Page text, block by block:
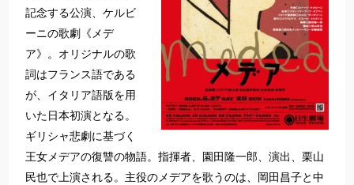
記念する公演、ケルビ
ーニの歌劇《メデ
ア》。オリジナルの歌
詞はフランス語である
が、イタリア語版を用
いた日本初演となる。
ギリシャ悲劇に基づく
王女メデアの復讐の物語。指揮者、園田隆一郎、演出、栗山
民也で上演される。主役のメデアを歌うのは、岡田昌子と中